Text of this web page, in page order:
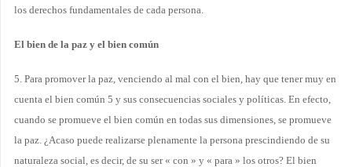
los derechos fundamentales de cada persona.
El bien de la paz y el bien común
5. Para promover la paz, venciendo al mal con el bien, hay que tener muy en
cuenta el bien común 5 y sus consecuencias sociales y políticas. En efecto,
cuando se promueve el bien común en todas sus dimensiones, se promueve
la paz. ¿Acaso puede realizarse plenamente la persona prescindiendo de su
naturaleza social, es decir, de su ser « con » y « para » los otros? El bien